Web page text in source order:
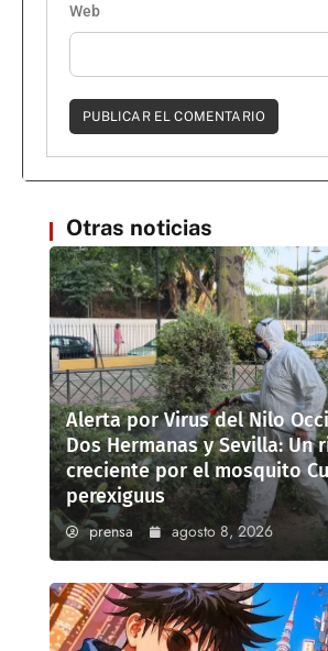
Web
Otras noticias
Alerta por Virus del Nilo
Dos Hermanas y Sevilla: Un
creciente por el mosquito
perexiguus
prensa agosto 8, 2026